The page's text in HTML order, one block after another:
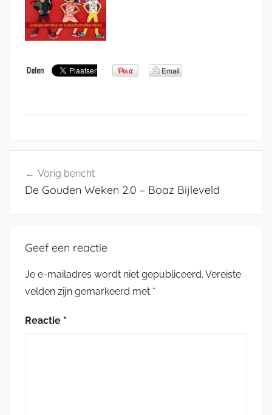
navigatie
Vorig bericht
De Gouden Weken 2.0 – Boaz Bijleveld
Geef een reactie
Je e-mailadres wordt niet gepubliceerd. Vereiste
velden zijn gemarkeerd met *
Reactie *